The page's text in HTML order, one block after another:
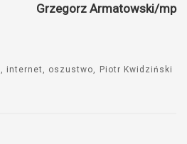
Grzegorz Armatowski/mp
internet oszustwo Piotr Kwidziński